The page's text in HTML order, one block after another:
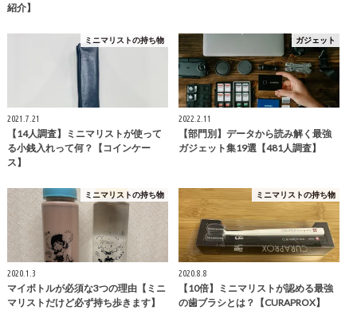
紹介】
ミニマリストの持ち物
2021.7.21
【14人調査】ミニマリストが使って
る小銭入れって何？【コインケー
ス】
ガジェット
2022.2.11
【部門別】データから読み解く最強
ガジェット集19選【481人調査】
ミニマリストの持ち物
2020.1.3
マイボトルが必須な3つの理由【ミニ
マリストだけど必ず持ち歩きます】
ミニマリストの持ち物
2020.8.8
【10倍】ミニマリストが認める最強
の歯ブラシとは？【CURAPROX】